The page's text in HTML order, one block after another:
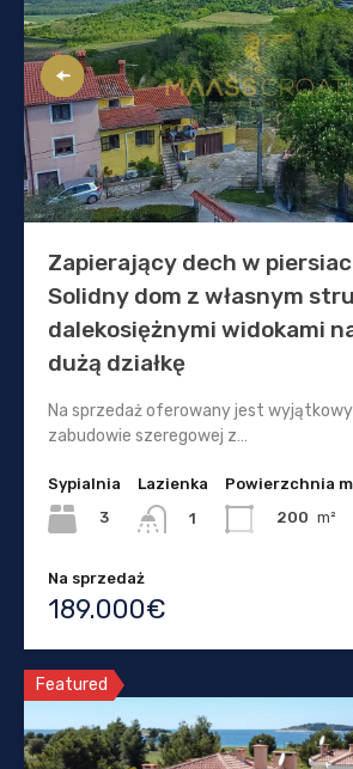
Zapierający dech w
Solidny dom z własnym
dalekosiężnymi widokami
dużą działkę
Na sprzedaż oferowany jest
zabudowie szeregowej z…
Sypialnia
3
Lazienka
1
Powierzchnia
200 m²
Na sprzedaż
189.000€
Featured